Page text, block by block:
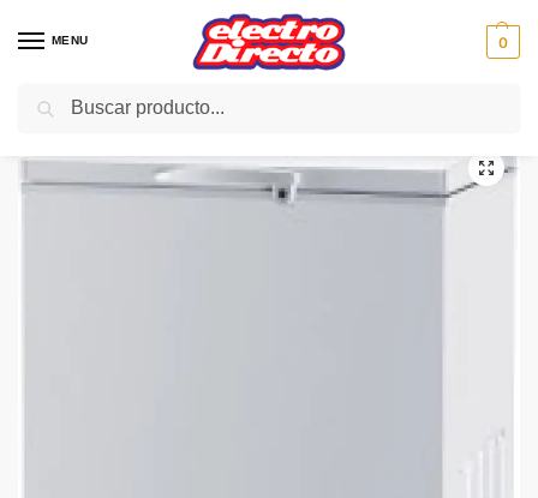
MENU 0
Inicio Gama blanca Congeladores